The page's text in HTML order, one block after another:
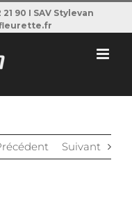
90 I SAV Stylevan
Suivant